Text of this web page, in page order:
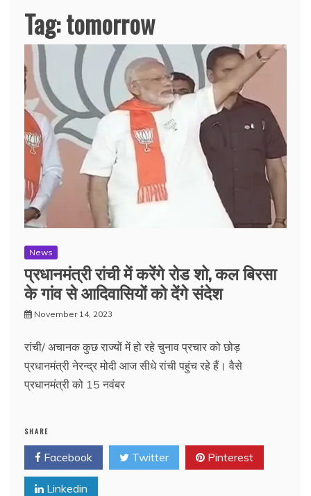
Tag:tomorrow
News
प्रधानमंत्री रांची में करेंगे रोड शो, कल बिरसा
के गांव से आदिवासियों को देंगे संदेश
November 14, 2023
रांची/ अचानक कुछ राज्यों में हो रहे चुनाव प्रचार को छोड़
प्रधानमंत्री नेरन्द्र मोदी आज सीधे रांची पहुंच रहे हैं। वैसे
प्रधानमंत्री को 15 नवंबर
SHARE
Facebook Twitter Pinterest
Linkedin